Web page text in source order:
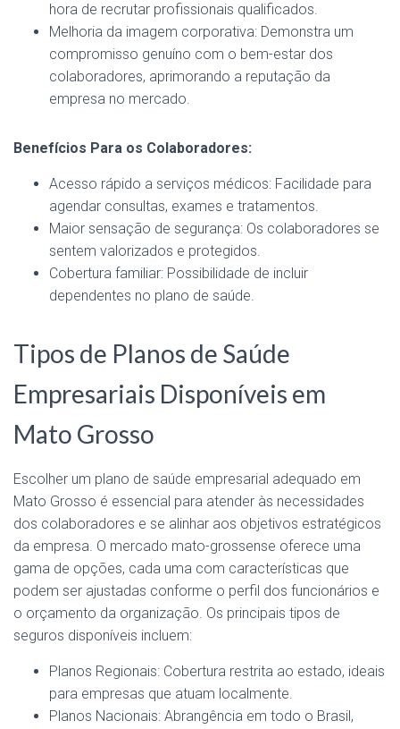
hora de recrutar profissionais qualificados.
Melhoria da imagem corporativa: Demonstra um
compromisso genuíno com o bem-estar dos
colaboradores, aprimorando a reputação da
empresa no mercado.
Benefícios Para os Colaboradores:
Acesso rápido a serviços médicos: Facilidade para
agendar consultas, exames e tratamentos.
Maior sensação de segurança: Os colaboradores se
sentem valorizados e protegidos.
Cobertura familiar: Possibilidade de incluir
dependentes no plano de saúde.
Tipos de Planos de Saúde
Empresariais Disponíveis em
Mato Grosso
Escolher um plano de saúde empresarial adequado em
Mato Grosso é essencial para atender às necessidades
dos colaboradores e se alinhar aos objetivos estratégicos
da empresa. O mercado mato-grossense oferece uma
gama de opções, cada uma com características que
podem ser ajustadas conforme o perfil dos funcionários e
o orçamento da organização. Os principais tipos de
seguros disponíveis incluem:
Planos Regionais: Cobertura restrita ao estado, ideais
para empresas que atuam localmente.
Planos Nacionais: Abrangência em todo o Brasil,